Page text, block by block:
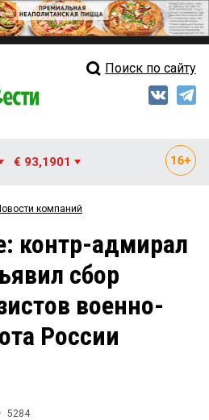
Свежий выпуск
Мнения
Рейтинги
Блоги
Архив
Поиск по сайту
€ 93,1901
компаний
контр-адмирал
сбор
военно-
России
5284